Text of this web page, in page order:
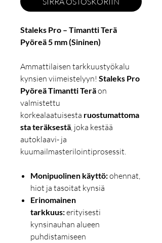
Staleks Pro – Timantti Terä
Pyöreä 5 mm (Sininen)
Ammattilaisen tarkkuustyökalu
kynsien viimeistelyyn! Staleks Pro
Pyöreä Timantti Teräon
valmistettu
korkealaatuisesta ruostumattoma
sta teräksestä, joka kestää
autoklaavi- ja
kuumailmasterilointiprosessit.
Monipuolinen käyttö:ohennat,
hiot ja tasoitat kynsiä
Erinomainen
tarkkuus:erityisesti
kynsinauhan alueen
puhdistamiseen